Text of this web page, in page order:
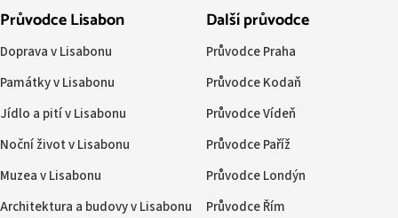
Průvodce Lisabon
Doprava v Lisabonu
Památky v Lisabonu
Jídlo a pití v Lisabonu
Noční život v Lisabonu
Muzea v Lisabonu
Architektura a budovy v Lisabonu
Další průvodce
Průvodce Praha
Průvodce Kodaň
Průvodce Vídeň
Průvodce Paříž
Průvodce Londýn
Průvodce Řím